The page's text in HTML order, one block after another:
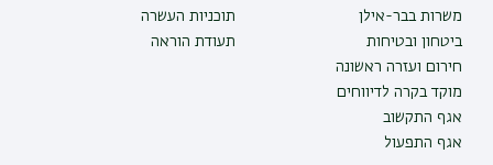
משרות בבר-אילן
ביטחון ובטיחות
חירום ועזרה ראשונה
מוקד בקרה לדיווחים
אגף התקשוב
אגף התפעול
תוכניות העשרה
תעודת הוראה